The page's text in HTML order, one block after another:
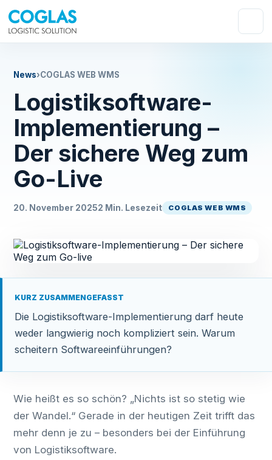
News›COGLAS WEB WMS
Logistiksoftware-
Implementierung –
Der sichere Weg zum
Go-Live
20. November 20252 Min. Lesezeit COGLAS WEB WMS
KURZ ZUSAMMENGEFASST
Die Logistiksoftware-Implementierung darf heute
weder langwierig noch kompliziert sein. Warum
scheitern Softwareeinführungen?
Wie heißt es so schön? „Nichts ist so stetig wie
der Wandel.“ Gerade in der heutigen Zeit trifft das
mehr denn je zu – besonders bei der Einführung
von Logistiksoftware.